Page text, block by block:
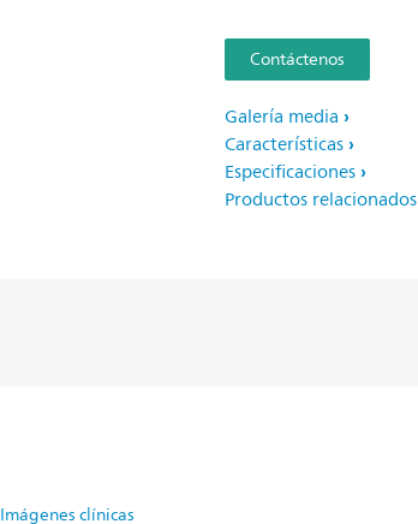
Contáctenos
Galería media
Características
Especificaciones
Productos relacionados
Imágenes clínicas